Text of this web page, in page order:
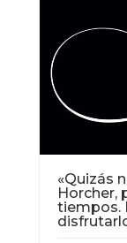
«Quizás
Horcher,
tiempos.